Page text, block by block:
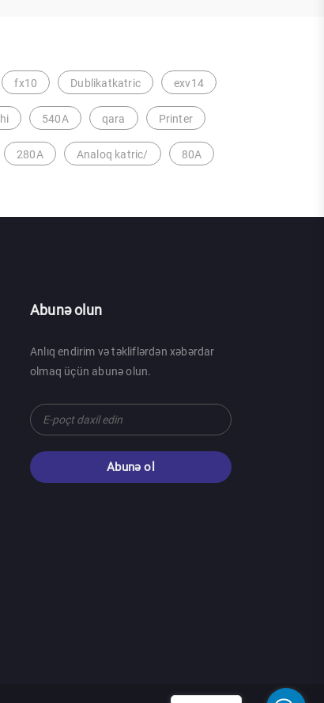
fx10 Dublikatkatric exv14
540A qara Printer
280A Analoq katric/ 80A
Abunə olun
Anlıq endirim və təkliflərdən xəbərdar
olmaq üçün abunə olun.
Abunə ol